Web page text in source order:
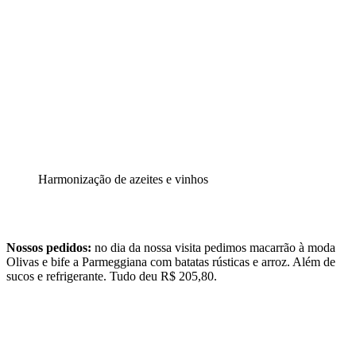
Harmonização de azeites e vinhos
Nossos pedidos: no dia da nossa visita pedimos macarrão à moda
Olivas e bife a Parmeggiana com batatas rústicas e arroz. Além de
sucos e refrigerante. Tudo deu R$ 205,80.